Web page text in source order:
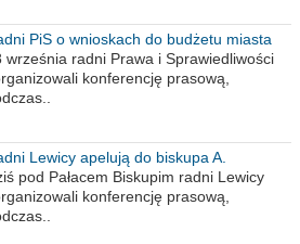
PiS o wnioskach do budżetu miasta
2021 rok
września radni Prawa i Sprawiedliwości
konferencję prasową,
Lewicy apelują do biskupa A.
Meringa
pod Pałacem Biskupim radni Lewicy
konferencję prasową,